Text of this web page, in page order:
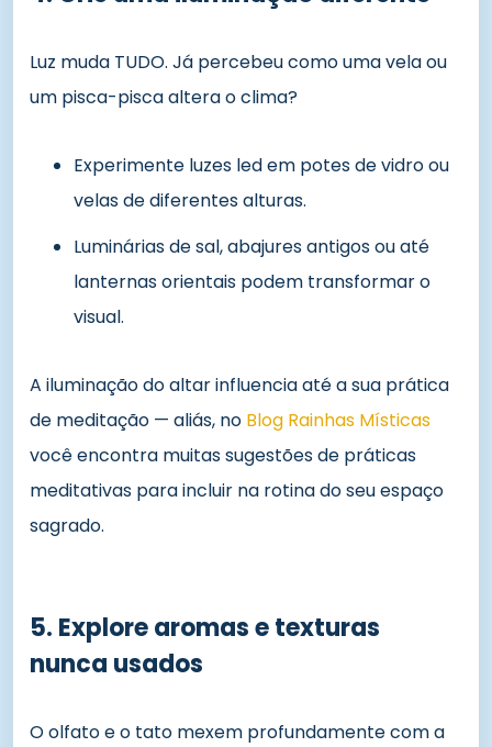
Luz muda TUDO. Já percebeu como uma vela ou
um pisca-pisca altera o clima?
Experimente luzes led em potes de vidro ou
velas de diferentes alturas.
Luminárias de sal, abajures antigos ou até
lanternas orientais podem transformar o
visual.
A iluminação do altar influencia até a sua prática
de meditação — aliás, no Blog Rainhas Místicas
você encontra muitas sugestões de práticas
meditativas para incluir na rotina do seu espaço
sagrado.
5. Explore aromas e texturas
nunca usados
O olfato e o tato mexem profundamente com a